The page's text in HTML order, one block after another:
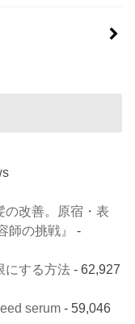
の改善。原宿・表
の挑戦』
-
にする方法 - 62,927
serum - 59,046